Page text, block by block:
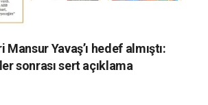
Yavaş’ı hedef almıştı:
sonrası sert açıklama